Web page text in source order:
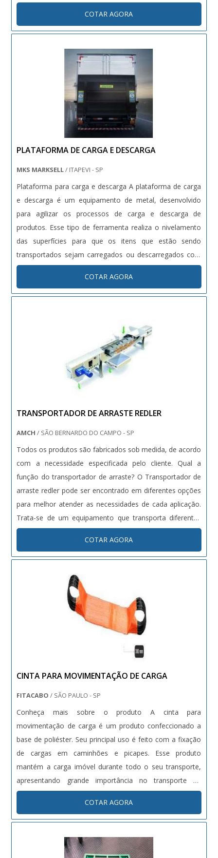
dimensão da carga que será transportada; A necessidade
máxima de suporte de peso que a cinta deve ter para
determinad....
COTAR AGORA
PLATAFORMA DE CARGA E DESCARGA
MKS MARKSELL/ ITAPEVI - SP
Plataforma para carga e descarga A plataforma de carga
e descarga é um equipamento de metal, desenvolvido
para agilizar os processos de carga e descarga de
produtos. Esse tipo de ferramenta realiza o nivelamento
das superfícies para que os itens que estão sendo
transportados sejam carregados ou descarregados com
mais facilidade. Com a utilização da plataforma é possível
que apenas um operador fique responsável pelo
transporte de cargas, já que ....
COTAR AGORA
TRANSPORTADOR DE ARRASTE REDLER
AMCH / SÃO BERNARDO DO CAMPO - SP
Todos os produtos são fabricados sob medida, de acordo
com a necessidade especificada pelo cliente. Qual a
função do transportador de arraste? O Transportador de
arraste redler pode ser encontrado em diferentes opções
para melhor atender as necessidades de cada aplicação.
Trata-se de um equipamento que transporta diferentes
tipos de materiais, entre os quais areia, cimento, entre
outros. Ainda pode ser utilizado em ambientes diversos,
em indus....
COTAR AGORA
CINTA PARA MOVIMENTAÇÃO DE CARGA
FITACABO / SÃO PAULO - SP
Conheça mais sobre o produto A cinta para
movimentação de carga é um produto confeccionado a
base de poliéster. Seu principal uso é feito com a fixação
de cargas em caminhões e picapes. Esse produto
mantém a carga imóvel durante todo o seu transporte,
apresentando grande importância no transporte de
cargas. A cinta realiza uma excelente fixação do produto,
deixando o transporte seguro, seja em ambiente
industrial ou em veículos. O produto ta....
COTAR AGORA